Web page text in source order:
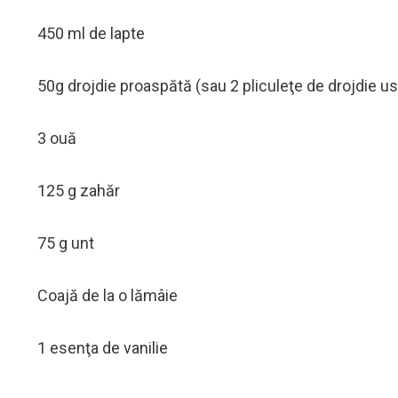
450 ml de lapte
50g drojdie proaspătă (sau 2 pliculeţe de drojdie
3 ouă
125 g zahăr
75 g unt
Coajă de la o lămâie
1 esenţa de vanilie